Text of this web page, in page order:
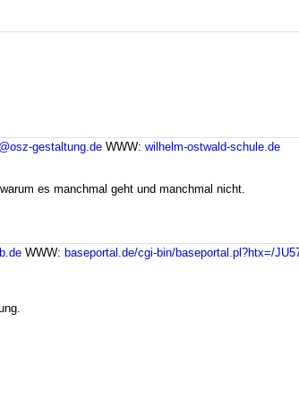
gestaltung.de WWW: wilhelm-ostwald-schule.de
es manchmal geht und manchmal nicht.
WWW: baseportal.de/cgi-bin/baseportal.pl?htx=/